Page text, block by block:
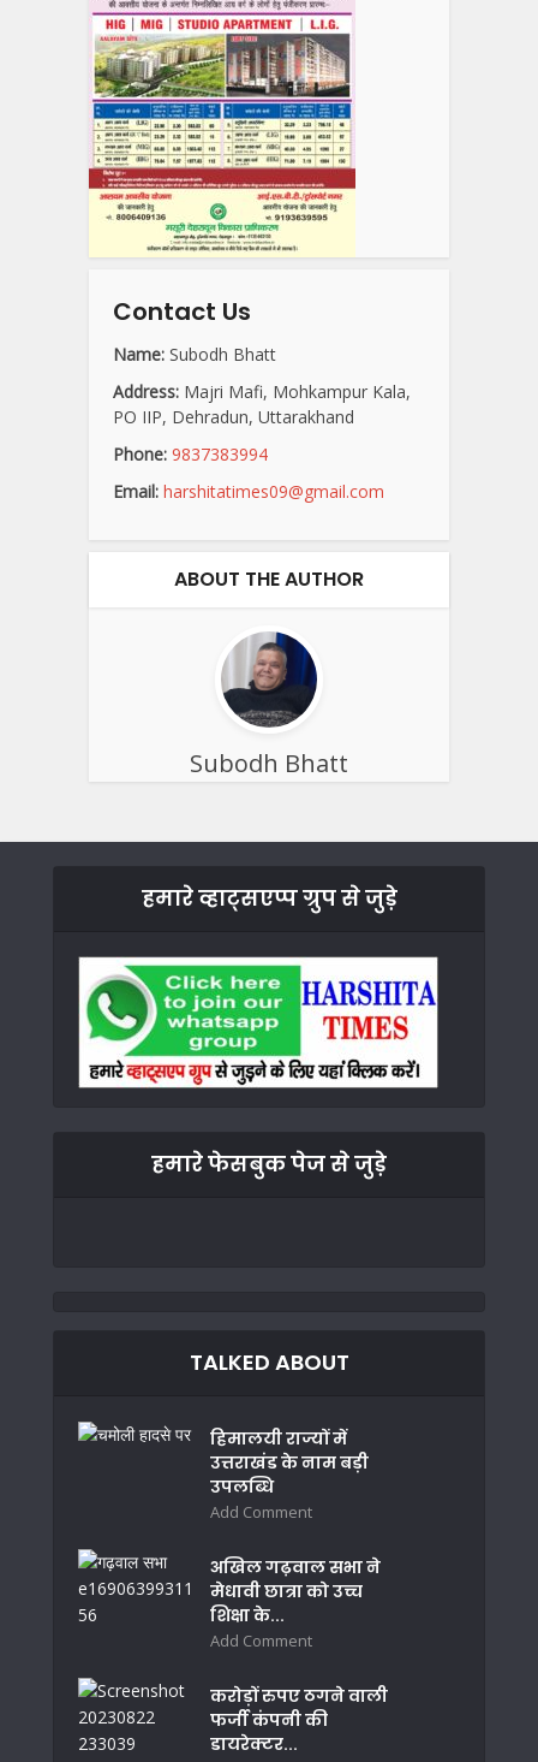
Contact Us
Name: Subodh Bhatt
Address: Majri Mafi, Mohkampur Kala,
PO IIP, Dehradun, Uttarakhand
Phone: 9837383994
Email: harshitatimes09@gmail.com
ABOUT THE AUTHOR
Subodh Bhatt
हमारे व्हाट्सएप्प ग्रुप से जुड़े
हमारे फेसबुक पेज से जुड़े
TALKED ABOUT
हिमालयी राज्यों में
उत्तराखंड के नाम बड़ी
उपलब्धि
Add Comment
अखिल गढ़वाल सभा ने
मेधावी छात्रा को उच्च
शिक्षा के...
Add Comment
करोड़ों रुपए ठगने वाली
फर्जी कंपनी की
डायरेक्टर...